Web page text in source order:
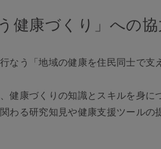
健康づくり」への協
なう「地域の健康を住民同士で支
健康づくりの知識とスキルを身に
わる研究知見や健康支援ツールの